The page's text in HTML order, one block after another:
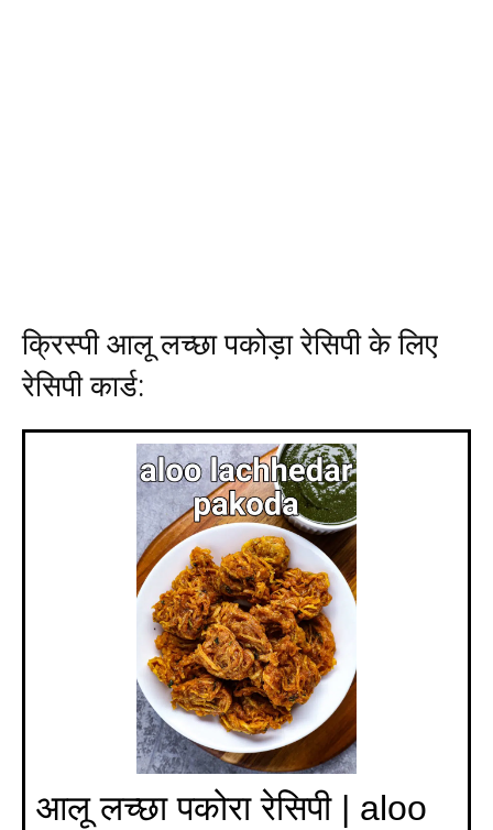
क्रिस्पी आलू लच्छा पकोड़ा रेसिपी के लिए
रेसिपी कार्ड:
आलू लच्छा पकोरा रेसिपी | aloo